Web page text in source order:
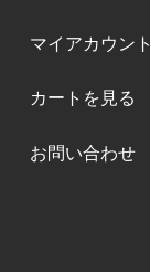
マイアカウント
カートを見る
お問い合わせ